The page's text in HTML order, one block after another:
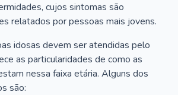
cujos sintomas são
relatados por pessoas mais jovens.
idosas devem ser atendidas pelo
as particularidades de como as
nessa faixa etária. Alguns dos
são: